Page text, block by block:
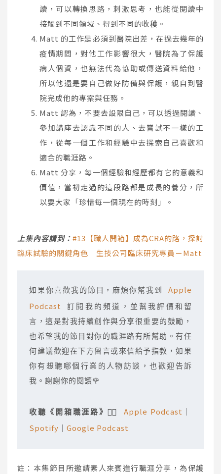
讀，可以轉換思路，刺激思考，也能從閱讀中
接觸到不同領域、得到不同的收穫。
Matt 的工作是必須到醫院出差，在過去幾年的
疫情期間，對他工作影響很大，醫院為了保護
病人個資，也無法代為協助或傳送資料給他，
所以他還是要自己做好防備與保護，親自到醫
院完成他的專案與任務。
Matt 認為，不要去設限自己，可以透過閱讀、
參加講座去認識不同的人、去嘗試不一樣的工
作，從每一個工作和經驗中去探索自己喜歡和
適合的職涯路。
Matt 分享，每一個經驗和經歷都有它的意義和
價值，當初走過的這段路都是成長的養分，所
以要大家「珍惜每一個現在的時刻」。
上集內容請到：#13【職人開箱】成為CRA的路，探討
臨床試驗的關鍵角色｜生技公司臨床研究專員－Matt
如果你喜歡我的節目，麻煩你幫我到 Apple
Podcast
訂閱我的頻道，並幫我評價和留
言，這是對我持續創作與分享很重要的鼓勵，
也希望我的節目對你的職涯路有所幫助。有任
何建議歡迎在下方留言或來信給予指教，如果
你有想聽哪個行業的人物訪談，也歡迎告訴
我。謝謝你的閱讀🌹
收聽《開箱職涯路》 Apple Podcast
Spotify Google Podcast
註：本集節目所邀請素人來賓進行職涯分享，為保護